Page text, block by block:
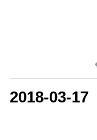
2018-03-17